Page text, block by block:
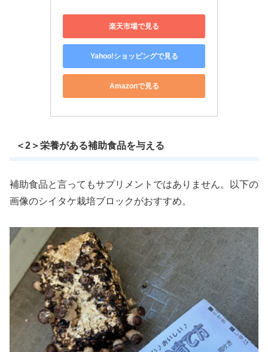
楽天市場で見る
Yahoo!ショッピングで見る
Amazonで見る
＜2＞栄養がある補助食品を与える
補助食品と言ってもサプリメントではありません。以下の
画像のシイタケ栽培ブロックがおすすめ。